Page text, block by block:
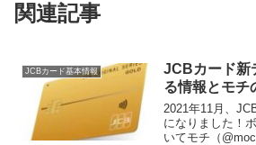
関連記事
JCBカード基本情報
JCBカード新
る情報とモチ
2021年11月、
になりました！
いてモチ（